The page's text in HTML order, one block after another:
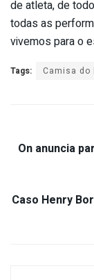
de atleta, de
todas as
vivemos para o
Tags: Camisa do
On anuncia
Caso Henry